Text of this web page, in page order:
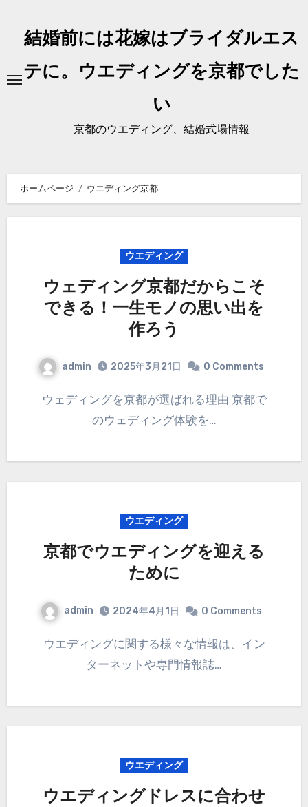
キ
結婚前には花嫁はブライダルエス
テに。ウエディングを京都でした
い
京都のウエディング、結婚式場情報
ホームページ ウエディング京都
ウエディング
ウェディング京都だからこそ
できる！一生モノの思い出を
作ろう
admin 2025年3月21日 0 Comments
ウェディングを京都が選ばれる理由 京都で
のウェディング体験を…
ウエディング
京都でウエディングを迎える
ために
admin 2024年4月1日 0 Comments
ウエディングに関する様々な情報は、イン
ターネットや専門情報誌…
ウエディング
ウエディングドレスに合わせ